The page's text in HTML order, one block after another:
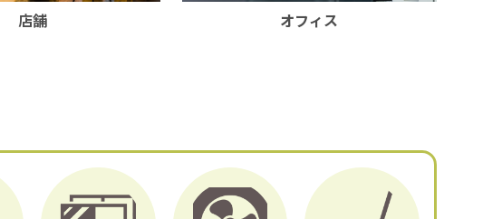
店舗 オフィス